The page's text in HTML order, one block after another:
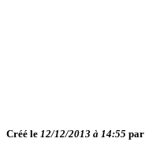
Créé le 12/12/2013 à 14:55 par